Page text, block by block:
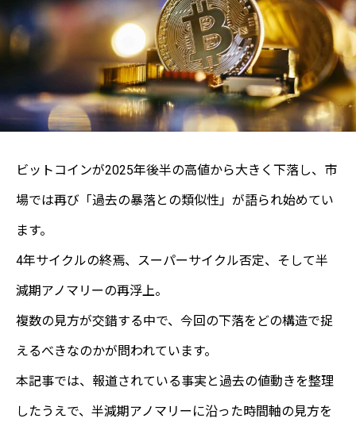
ビットコインが2025年後半の高値から大きく下落し、市
場では再び「過去の暴落との類似性」が語られ始めてい
ます。
4年サイクルの終焉、スーパーサイクル否定、そして半
減期アノマリーの再浮上。
複数の見方が交錯する中で、今回の下落をどの構造で捉
えるべきなのかが問われています。
本記事では、報道されている事実と過去の値動きを整理
したうえで、半減期アノマリーに沿った時間軸の見方を